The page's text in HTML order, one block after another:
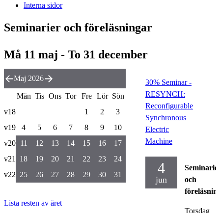
Interna sidor
Seminarier och föreläsningar
Må 11 maj - To 31 december
30% Seminar -
RESYNCH:
Reconfigurable
Synchronous
Electric
Machine
4
jun
och
Torsdag
Maj 2026
Mån Tis Ons Tor Fre Lör Sön
v18
1 2
3
v19
4 5 6 7 8 9
10
v20 11 12 13 14 15 16
17
v21
18 19 20 21 22 23
24
v22 25 26 27 28 29 30 31
Lista resten av året